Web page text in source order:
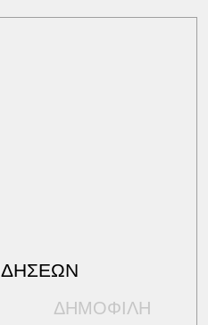
ΔΗΜΟΦΙΛΗ